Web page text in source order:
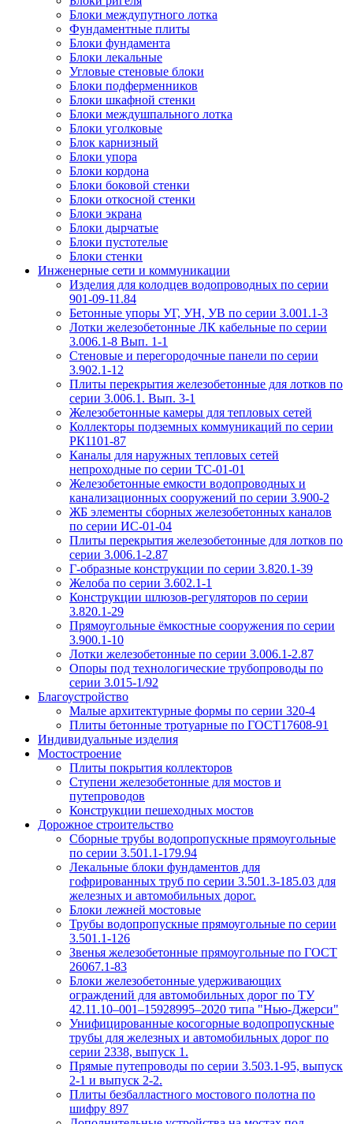
Блоки междупутного лотка
Фундаментные плиты
Блоки фундамента
Блоки лекальные
Угловые стеновые блоки
Блоки подферменников
Блоки шкафной стенки
Блоки междушпального лотка
Блоки уголковые
Блок карнизный
Блоки упора
Блоки кордона
Блоки боковой стенки
Блоки откосной стенки
Блоки экрана
Блоки дырчатые
Блоки пустотелые
Блоки стенки
Инженерные сети и коммуникации
Изделия для колодцев водопроводных по серии
901-09-11.84
Бетонные упоры УГ, УН, УВ по серии 3.001.1-3
Лотки железобетонные ЛК кабельные по серии
3.006.1-8 Вып. 1-1
Стеновые и перегородочные панели по серии
3.902.1-12
Плиты перекрытия железобетонные для лотков по
серии 3.006.1. Вып. 3-1
Железобетонные камеры для тепловых сетей
Коллекторы подземных коммуникаций по серии
РК1101-87
Каналы для наружных тепловых сетей
непроходные по серии ТС-01-01
Железобетонные емкости водопроводных и
канализационных сооружений по серии 3.900-2
ЖБ элементы сборных железобетонных каналов
по серии ИС-01-04
Плиты перекрытия железобетонные для лотков по
серии 3.006.1-2.87
Г-образные конструкции по серии 3.820.1-39
Желоба по серии 3.602.1-1
Конструкции шлюзов-регуляторов по серии
3.820.1-29
Прямоугольные ёмкостные сооружения по серии
3.900.1-10
Лотки железобетонные по серии 3.006.1-2.87
Опоры под технологические трубопроводы по
серии 3.015-1/92
Благоустройство
Малые архитектурные формы по серии 320-4
Плиты бетонные тротуарные по ГОСТ17608-91
Индивидуальные изделия
Мостостроение
Плиты покрытия коллекторов
Ступени железобетонные для мостов и
путепроводов
Конструкции пешеходных мостов
Дорожное строительство
Сборные трубы водопропускные прямоугольные
по серии 3.501.1-179.94
Лекальные блоки фундаментов для
гофрированных труб по серии 3.501.3-185.03 для
железных и автомобильных дорог.
Блоки лежней мостовые
Трубы водопропускные прямоугольные по серии
3.501.1-126
Звенья железобетонные прямоугольные по ГОСТ
26067.1-83
Блоки железобетонные удерживающих
ограждений для автомобильных дорог по ТУ
42.11.10–001–15928995–2020 типа "Нью-Джерси"
Унифицированные косогорные водопропускные
трубы для железных и автомобильных дорог по
серии 2338, выпуск 1.
Прямые путепроводы по серии 3.503.1-95, выпуск
2-1 и выпуск 2-2.
Плиты безбалластного мостового полотна по
шифру 897